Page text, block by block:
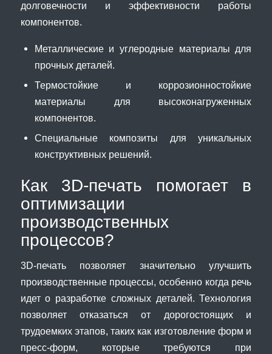
долговечности и эффективности работы
компонентов.
Металлические и углеродные материалы для
прочных деталей.
Термостойкие и коррозионностойкие
материалы для высоконагруженных
компонентов.
Специальные композиты для уникальных
конструктивных решений.
Как 3D-печать помогает в
оптимизации
производственных
процессов?
3D-печать позволяет значительно улучшить
производственные процессы, особенно когда речь
идет о разработке сложных деталей. Технология
позволяет отказаться от дорогостоящих и
трудоемких этапов, таких как изготовление форм и
пресс-форм, которые требуются при